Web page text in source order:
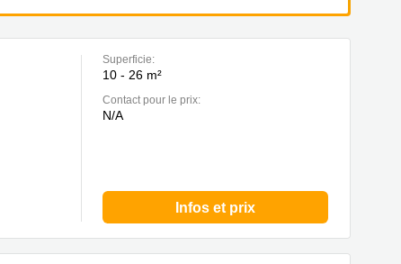
Superficie:
10 - 26 m²
Contact pour le prix:
N/A
Infos et prix